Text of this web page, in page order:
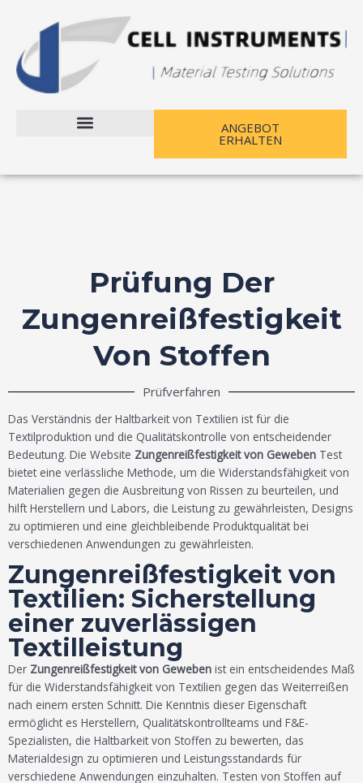
springen
ANGEBOT
ERHALTEN
Prüfung Der
Zungenreißfestigkeit
Von Stoffen
Prüfverfahren
Das Verständnis der Haltbarkeit von Textilien ist für die
Textilproduktion und die Qualitätskontrolle von entscheidender
Bedeutung. Die Website Zungenreißfestigkeit von Geweben Test
bietet eine verlässliche Methode, um die Widerstandsfähigkeit von
Materialien gegen die Ausbreitung von Rissen zu beurteilen, und
hilft Herstellern und Labors, die Leistung zu gewährleisten, Designs
zu optimieren und eine gleichbleibende Produktqualität bei
verschiedenen Anwendungen zu gewährleisten.
Zungenreißfestigkeit von
Textilien: Sicherstellung
einer zuverlässigen
Textilleistung
Der Zungenreißfestigkeit von Geweben ist ein entscheidendes Maß
für die Widerstandsfähigkeit von Textilien gegen das Weiterreißen
nach einem ersten Schnitt. Die Kenntnis dieser Eigenschaft
ermöglicht es Herstellern, Qualitätskontrollteams und F&E-
Spezialisten, die Haltbarkeit von Stoffen zu bewerten, das
Materialdesign zu optimieren und Leistungsstandards für
verschiedene Anwendungen einzuhalten. Testen von Stoffen auf